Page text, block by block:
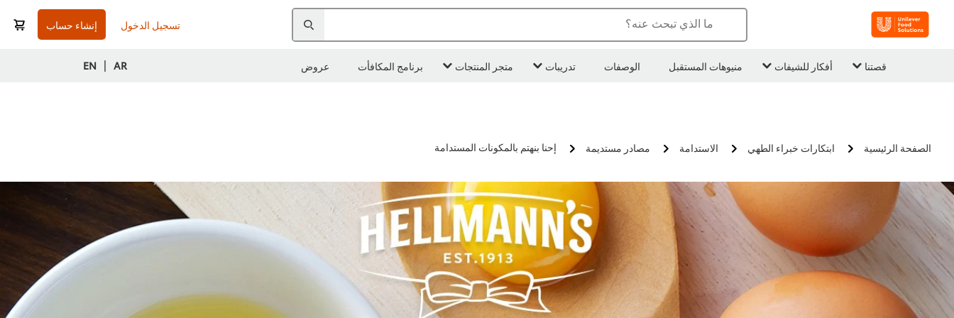
ما الذي تبحث عنه؟ تسجيل الدخول إنشاء حساب
قصتنا أفكار للشيفات منيوهات المستقبل الوصفات تدريبات متجر المنتجات برنامج المكافأت عروض AR
|
EN
الصفحة الرئيسية ابتكارات خبراء الطهي الاستدامة مصادر مستديمة إحنا بنهتم بالمكونات المستدامة